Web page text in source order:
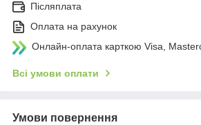
Післяплата
Оплата на рахунок
Онлайн-оплата карткою Visa,
Всі умови оплати
Умови повернення